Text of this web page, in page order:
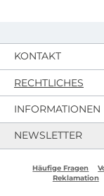
KONTAKT
RECHTLICHES
INFORMATIONEN
NEWSLETTER
Häufige Fragen
Reklamation